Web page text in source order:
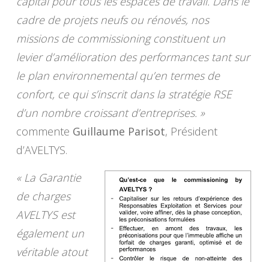
cadre de projets neufs ou rénovés, nos
missions de commissioning constituent un
levier d’amélioration des performances tant sur
le plan environnemental qu’en termes de
confort, ce qui s’inscrit dans la stratégie RSE
d’un nombre croissant d’entreprises. »
commente Guillaume Parisot, Président
d’AVELTYS.
« La Garantie
de charges
AVELTYS est
également un
véritable atout